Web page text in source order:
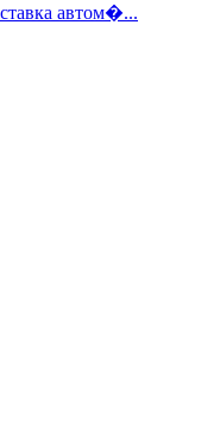
автом�...